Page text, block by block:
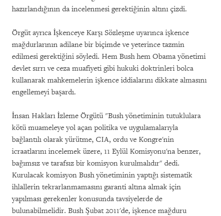
hazırlandığının da incelenmesi gerektiğinin altını çizdi.
Örgüt ayrıca İşkenceye Karşı Sözleşme uyarınca işkence
mağdurlarının adilane bir biçimde ve yeterince tazmin
edilmesi gerektiğini söyledi. Hem Bush hem Obama yönetimi
devlet sırrı ve ceza muafiyeti gibi hukuki doktrinleri bolca
kullanarak mahkemelerin işkence iddialarını dikkate almasını
engellemeyi başardı.
İnsan Hakları İzleme Örgütü "Bush yönetiminin tutuklulara
kötü muameleye yol açan politika ve uygulamalarıyla
bağlantılı olarak yürütme, CIA, ordu ve Kongre'nin
icraatlarını incelemek üzere, 11 Eylül Komisyonu'na benzer,
bağımsız ve tarafsız bir komisyon kurulmalıdır" dedi.
Kurulacak komisyon Bush yönetiminin yaptığı sistematik
ihlallerin tekrarlanmamasını garanti altına almak için
yapılması gerekenler konusunda tavsiyelerde de
bulunabilmelidir. Bush Şubat 2011'de, işkence mağduru